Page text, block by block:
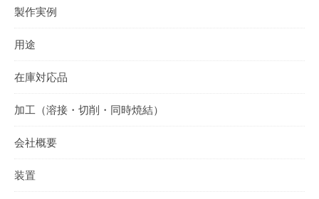
製作実例
用途
在庫対応品
加工（溶接・切削・同時焼結）
会社概要
装置